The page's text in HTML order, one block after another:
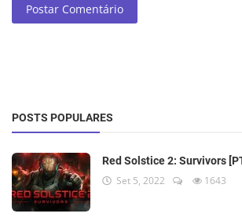
Postar Comentário
POSTS POPULARES
Red Solstice 2: Survivors
Set 5, 2022 1643